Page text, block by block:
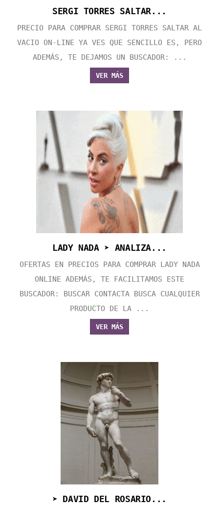
SERGI TORRES SALTAR...
PRECIO PARA COMPRAR SERGI TORRES SALTAR AL
VACIO ON-LINE YA VES QUE SENCILLO ES, PERO
ADEMÁS, TE DEJAMOS UN BUSCADOR: ...
VER MÁS
LADY NADA ➤ ANALIZA...
OFERTAS EN PRECIOS PARA COMPRAR LADY NADA
ONLINE ADEMÁS, TE FACILITAMOS ESTE
BUSCADOR: BUSCAR CONTACTA BUSCA CUALQUIER
PRODUCTO DE LA ...
VER MÁS
➤ DAVID DEL ROSARIO...